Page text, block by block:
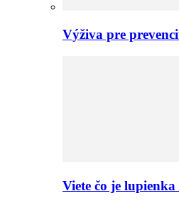
Výživa pre
Viete čo je